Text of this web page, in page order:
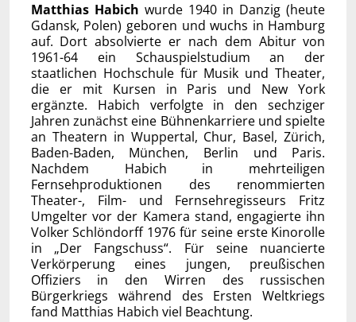
Matthias Habich wurde 1940 in Danzig (heute
Gdansk, Polen) geboren und wuchs in Hamburg
auf. Dort absolvierte er nach dem Abitur von
1961-64 ein Schauspielstudium an der
staatlichen Hochschule für Musik und Theater,
die er mit Kursen in Paris und New York
ergänzte. Habich verfolgte in den sechziger
Jahren zunächst eine Bühnenkarriere und spielte
an Theatern in Wuppertal, Chur, Basel, Zürich,
Baden-Baden, München, Berlin und Paris.
Nachdem Habich in mehrteiligen
Fernsehproduktionen des renommierten
Theater-, Film- und Fernsehregisseurs Fritz
Umgelter vor der Kamera stand, engagierte ihn
Volker Schlöndorff 1976 für seine erste Kinorolle
in „Der Fangschuss“. Für seine nuancierte
Verkörperung eines jungen, preußischen
Offiziers in den Wirren des russischen
Bürgerkriegs während des Ersten Weltkriegs
fand Matthias Habich viel Beachtung.